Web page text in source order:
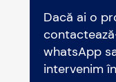
Dacă ai o
whatsApp
intervenim